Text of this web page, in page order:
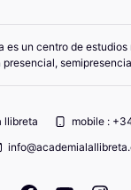
es un centro de
llibreta
mobile :